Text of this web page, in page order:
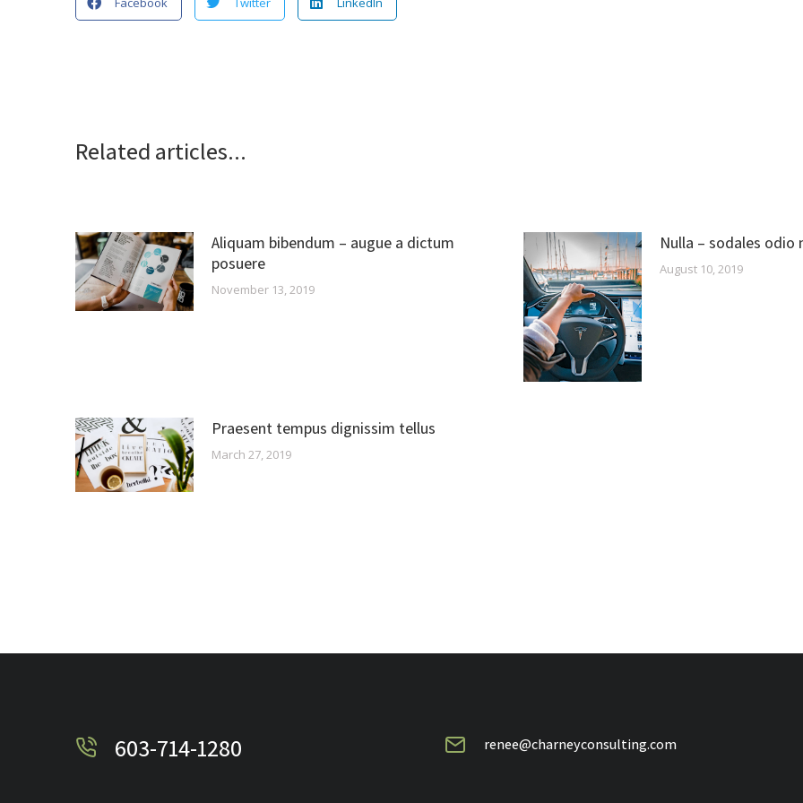
Related articles...
Aliquam bibendum – augue a dictum
posuere
November 13, 2019
Nulla – sodales odio
August 10, 2019
Praesent tempus dignissim tellus
March 27, 2019
603-714-1280 renee@charneyconsulting.com